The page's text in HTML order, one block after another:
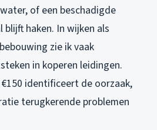
of een beschadigde
haken. In wijken als
zie ik vaak
in koperen leidingen.
identificeert de oorzaak,
terugkerende problemen